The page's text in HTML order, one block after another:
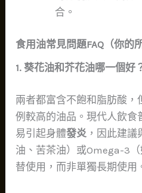
合。
食用油常見問題FAQ（你的
1. 葵花油和芥花油哪一個好
兩者都富含不飽和脂肪酸，
例較高的油品。現代人飲
易引起身體發炎 ，因此建議
油、苦茶油）或Omega-3（
替使用，而非單獨長期使用